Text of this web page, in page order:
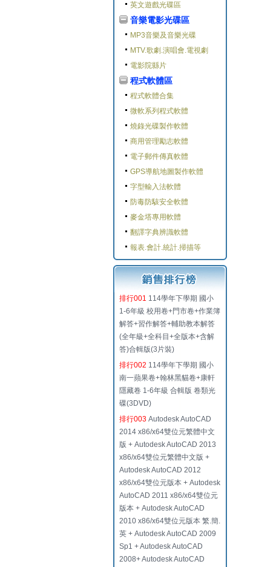
英文遊戲光碟區
音樂電影光碟區
MP3音樂及音樂光碟
MTV.歌劇.演唱會.電視劇
電影院縣片
程式軟體區
程式軟體合集
微軟系列程式軟體
燒錄光碟製作軟體
商用管理勵志軟體
電子郵件傳真軟體
GPS導航地圖製作軟體
字型輸入法軟體
防毒防駭安全軟體
麥金塔專用軟體
翻譯字典辨識軟體
報表.會計.統計.掃描等
排行001 114學年下學期 國小
1-6年級 校用卷+門市卷+作業簿
解答+習作解答+輔助教本解答
(全年級+全科目+全版本+含解
答)合輯版(3片裝)
排行002 114學年下學期 國小
南一蘋果卷+翰林黑貓卷+康軒
隱藏卷 1-6年級 合輯版 卷類光
碟(3DVD)
排行003 Autodesk AutoCAD
2014 x86/x64雙位元繁體中文
版 + Autodesk AutoCAD 2013
x86/x64雙位元繁體中文版 +
Autodesk AutoCAD 2012
x86/x64雙位元版本 + Autodesk
AutoCAD 2011 x86/x64雙位元
版本 + Autodesk AutoCAD
2010 x86/x64雙位元版本 繁.簡.
英 + Autodesk AutoCAD 2009
Sp1 + Autodesk AutoCAD
2008+ Autodesk AutoCAD